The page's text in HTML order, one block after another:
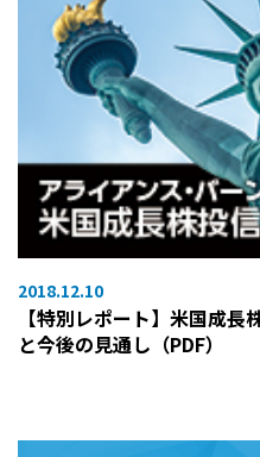
2018.12.10
【特別レポート】米国成
と今後の見通し（PDF）